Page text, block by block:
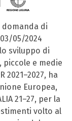
domanda di
05/2024
sviluppo di
e medie
2021–2027, ha
Europea,
21–27, per la
volto al